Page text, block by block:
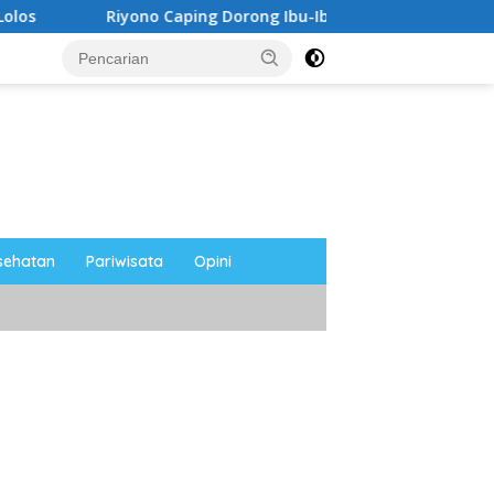
Caping Dorong Ibu-Ibu Magetan Kembangkan Olahan
Pariwisata Opini